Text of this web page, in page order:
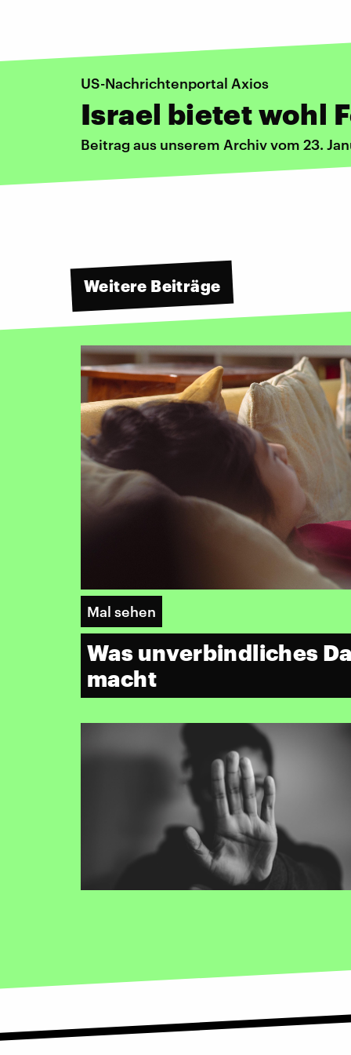
US-Nachrichtenportal Axios
Israel bietet wohl
Beitrag aus unserem Archiv vom 23.
Weitere Beiträge
Mal sehen
Was unverbindliches
macht